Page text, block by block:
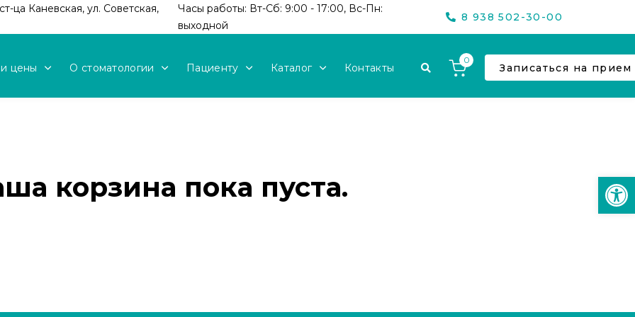
ца Каневская, ул. Советская,
Часы работы: Вт-Сб: 9:00 - 17:00, Вс-Пн:
выходной
8 938 502-30-00
цены О стоматологии Пациенту Каталог Контакты
0
Записаться на прием
корзина пока пуста.